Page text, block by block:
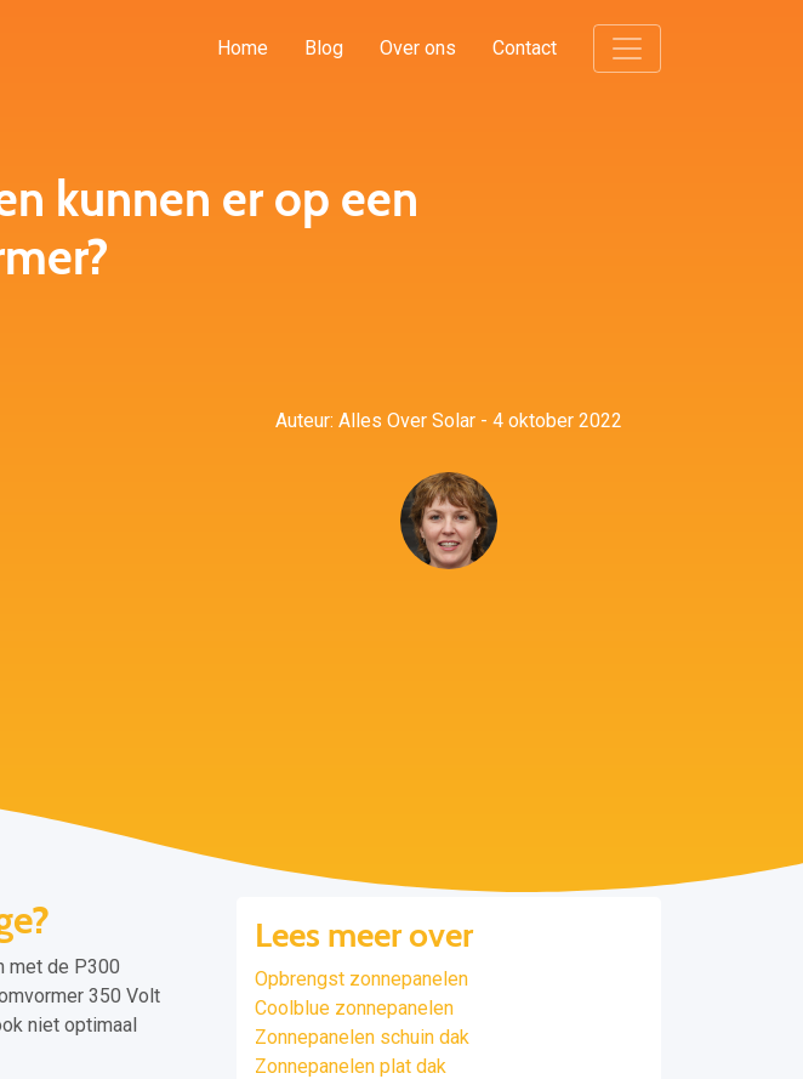
Home Blog Over ons Contact
kunnen er op een
Auteur: Alles Over Solar - 4 oktober 2022
met de P300
350 Volt
niet optimaal
Lees meer over
Opbrengst zonnepanelen
Coolblue zonnepanelen
Zonnepanelen schuin dak
Zonnepanelen plat dak